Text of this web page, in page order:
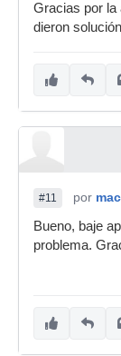
Gracias por la
dieron
#11 por
Bueno, baje
problema.